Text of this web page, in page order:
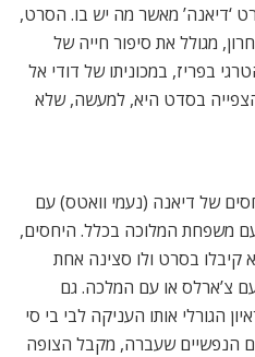
‘דיאנה’ מאשר מה יש בו. הסרט,
מגולל את סיפור חייה של
בפריז, במכוניתו של דודי אל
בסדט היא, למעשה, שלא
של דיאנה (נעמי וואטס) עם
משפחת המלוכה בכלל. היחסים,
קיבלו בסרט ולו סצינה אחת
צ’ארלס או עם המלכה. גם
הגורלי אותו העניקה לבי בי סי
הנפשיים שעברה, מקבל הצופה